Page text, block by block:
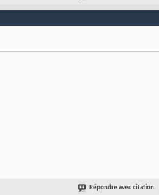
Répondre avec citation